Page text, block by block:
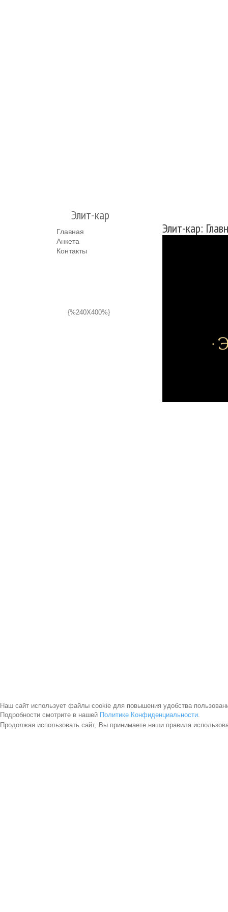
Элит-кар
Главная
Анкета
Контакты
{%240X400%}
Элит-кар:
Наш сайт использует файлы cookie для повышения удобства
Подробности смотрите в нашей Политике Конфиденциальности.
Продолжая использовать сайт, Вы принимаете наши правила